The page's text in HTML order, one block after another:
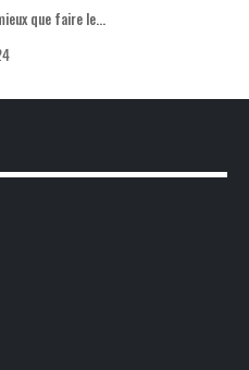
que faire le…